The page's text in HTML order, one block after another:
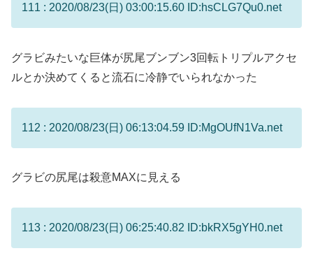
111 : 2020/08/23(日) 03:00:15.60 ID:hsCLG7Qu0.net
グラビみたいな巨体が尻尾ブンブン3回転トリプルアクセ
ルとか決めてくると流石に冷静でいられなかった
112 : 2020/08/23(日) 06:13:04.59 ID:MgOUfN1Va.net
グラビの尻尾は殺意MAXに見える
113 : 2020/08/23(日) 06:25:40.82 ID:bkRX5gYH0.net